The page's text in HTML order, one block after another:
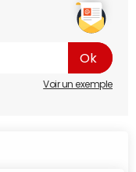
Voir un exemple